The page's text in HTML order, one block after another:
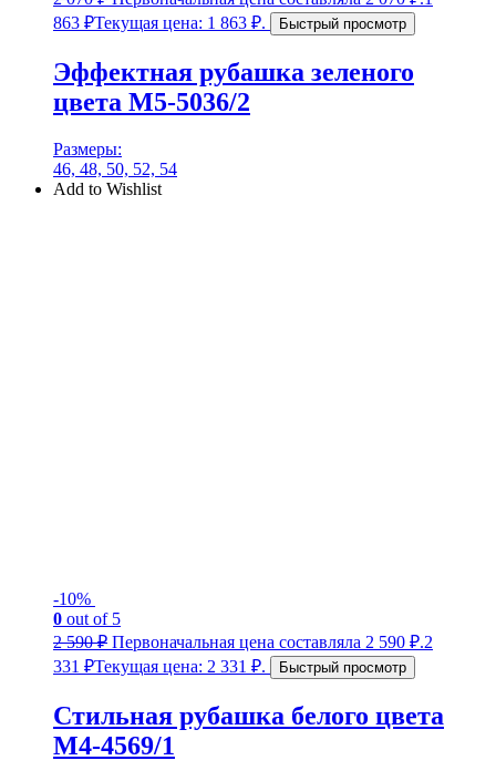
863 ₽Текущая цена: 1 863 ₽. Быстрый просмотр
Эффектная рубашка зеленого
цвета М5-5036/2
Размеры:
46, 48, 50, 52, 54
Add to Wishlist
-10%
0 out of 5
2 590₽ Первоначальная цена составляла 2 590 ₽.2
331 ₽Текущая цена: 2 331 ₽. Быстрый просмотр
Стильная рубашка белого цвета
М4-4569/1